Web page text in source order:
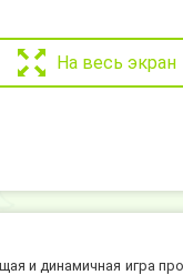
На весь экран
и динамичная игра